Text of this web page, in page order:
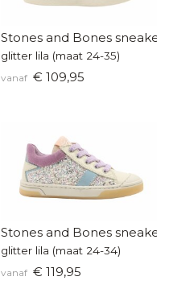
Stones and Bones sneaker
glitter lila (maat 24-35)
vanaf € 109,95
Stones and Bones sneakers
glitter lila (maat 24-34)
vanaf € 119,95